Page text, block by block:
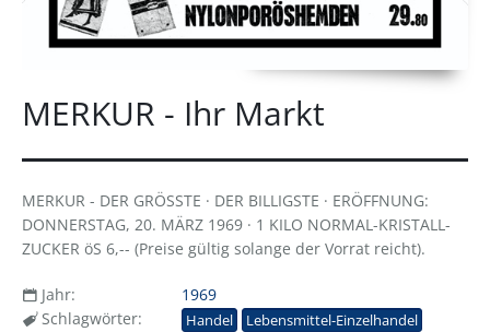
MERKUR - Ihr Markt
MERKUR - DER GRÖSSTE · DER BILLIGSTE · ERÖFFNUNG:
DONNERSTAG, 20. MÄRZ 1969 · 1 KILO NORMAL-KRISTALL-
ZUCKER öS 6,-- (Preise gültig solange der Vorrat reicht).
Jahr:
1969
Schlagwörter:
Handel Lebensmittel-Einzelhandel